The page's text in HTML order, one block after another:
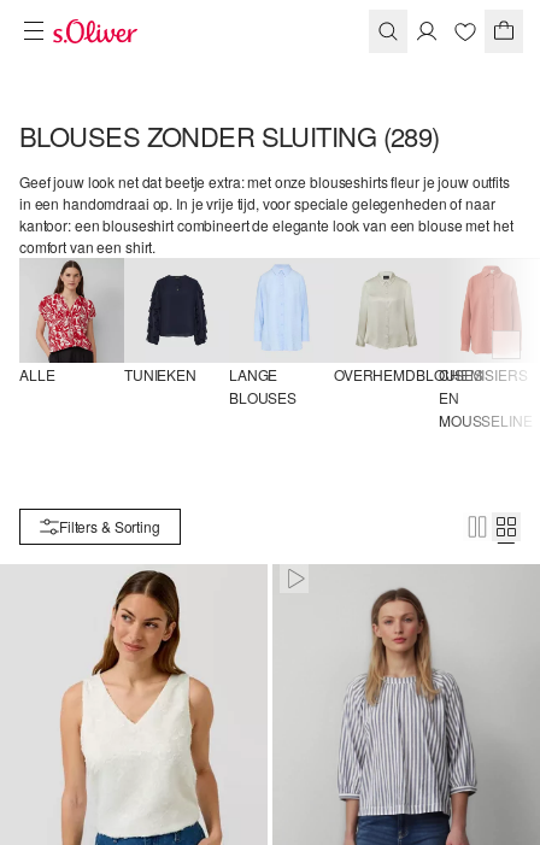
BLOUSES ZONDER SLUITING (289)
Geef jouw look net dat beetje extra: met onze blouseshirts fleur je jouw outfits
in een handomdraai op. In je vrije tijd, voor speciale gelegenheden of naar
kantoor: een blouseshirt combineert de elegante look van een blouse met het
comfort van een shirt.
ALLE TUNIEKEN
LANGE
BLOUSES
OVERHEMDBLOUSESCHEMISIERS
EN
MOUSSELINE
Filters & Sorting
Paused • Muted